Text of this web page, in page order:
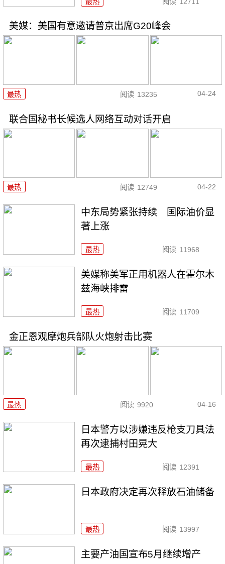
美媒：美国有意邀请普京出席G20峰会
最热 阅读 13235 04-24
联合国秘书长候选人网络互动对话开启
最热 阅读 12749 04-22
中东局势紧张持续 国际油价显
著上涨
最热 阅读 11968
美媒称美军正用机器人在霍尔木
兹海峡排雷
最热 阅读 11709
金正恩观摩炮兵部队火炮射击比赛
最热 阅读 9920 04-16
日本警方以涉嫌违反枪支刀具法
再次逮捕村田晃大
最热 阅读 12391
日本政府决定再次释放石油储备
最热 阅读 13997
主要产油国宣布5月继续增产